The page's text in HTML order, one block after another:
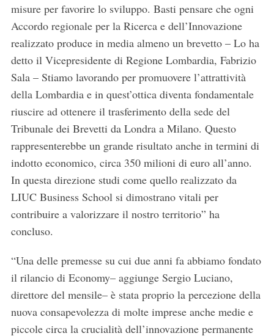
misure per favorire lo sviluppo. Basti pensare che ogni
Accordo regionale per la Ricerca e dell’Innovazione
realizzato produce in media almeno un brevetto – Lo ha
detto il Vicepresidente di Regione Lombardia, Fabrizio
Sala – Stiamo lavorando per promuovere l’attrattività
della Lombardia e in quest’ottica diventa fondamentale
riuscire ad ottenere il trasferimento della sede del
Tribunale dei Brevetti da Londra a Milano. Questo
rappresenterebbe un grande risultato anche in termini di
indotto economico, circa 350 milioni di euro all’anno.
In questa direzione studi come quello realizzato da
LIUC Business School si dimostrano vitali per
contribuire a valorizzare il nostro territorio” ha
concluso.
“Una delle premesse su cui due anni fa abbiamo fondato
il rilancio di Economy– aggiunge Sergio Luciano,
direttore del mensile– è stata proprio la percezione della
nuova consapevolezza di molte imprese anche medie e
piccole circa la crucialità dell’innovazione permanente
S
e
a
r
h
f
o
r